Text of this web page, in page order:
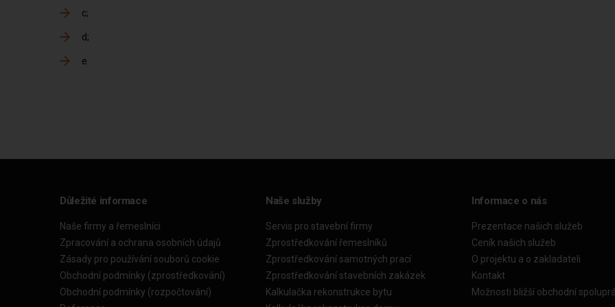
c
d
e
Důležité informace
Naše firmy a řemeslníci
Zpracování a ochrana osobních údajů
Zásady pro používání souborů cookie
Obchodní podmínky (zprostředkování)
Obchodní podmínky (rozpočtování)
Naše služby
Servis pro stavební firmy
Zprostředkování řemeslníků
Zprostředkování samotných prací
Zprostředkování stavebních zakázek
Kalkulačka rekonstrukce bytu
Informace o nás
Prezentace našich služeb
Ceník našich služeb
O projektu a o zakladateli
Kontakt
Možnosti bližší obchodní